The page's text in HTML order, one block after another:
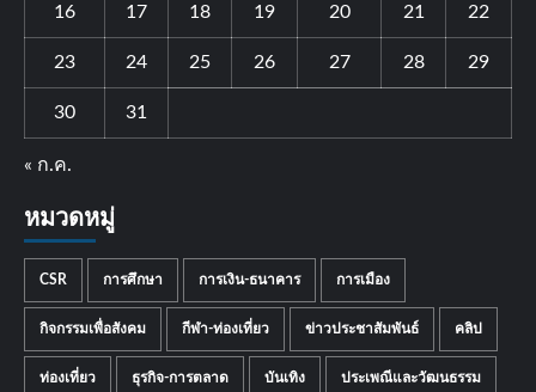
16 17 18 19 20 21 22
23 24 25 26 27 28 29
30 31
« ก.ค.
หมวดหมู่
CSR การศึกษา การเงิน-ธนาคาร การเมือง
กิจกรรมเพื่อสังคม กีฬา-ท่องเที่ยว ข่าวประชาสัมพันธ์ คลิป
ท่องเที่ยว ธุรกิจ-การตลาด บันเทิง ประเพณีและวัฒนธรรม